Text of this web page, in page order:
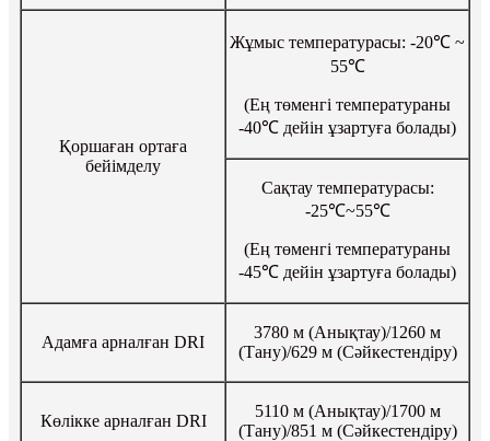
Қоршаған ортаға
бейімделу
Жұмыс температурасы: -20℃ ~
55℃
(Ең төменгі температураны
-40℃ дейін ұзартуға болады)
Сақтау температурасы:
-25℃~55℃
(Ең төменгі температураны
-45℃ дейін ұзартуға болады)
Адамға арналған DRI
3780 м (Анықтау)/1260 м
(Тану)/629 м (Сәйкестендіру)
Көлікке арналған DRI
5110 м (Анықтау)/1700 м
(Тану)/851 м (Сәйкестендіру)